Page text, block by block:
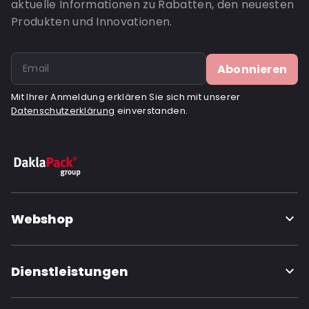
Bottom gusset: 35
Valve: Mit Ventil
aktuelle Informationen zu Rabatten, den neuesten
Produkten und Innovationen.
Abonnieren
Mit Ihrer Anmeldung erklären Sie sich mit unserer
Datenschutzerklärung einverstanden.
Webshop
Dienstleistungen